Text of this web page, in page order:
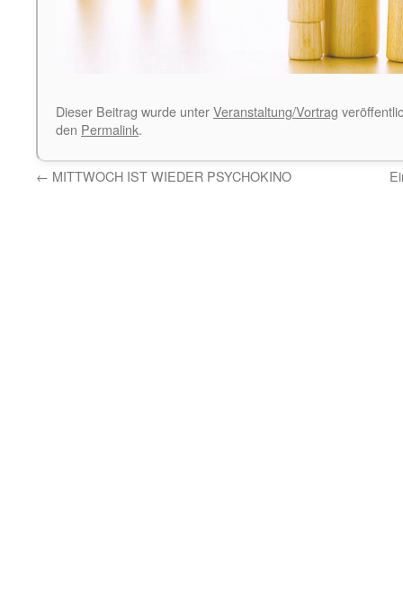
Dieser Beitrag wurde unterVeranstaltung/Vortrag
den Permalink.
← MITTWOCH IST WIEDER PSYCHOKINO